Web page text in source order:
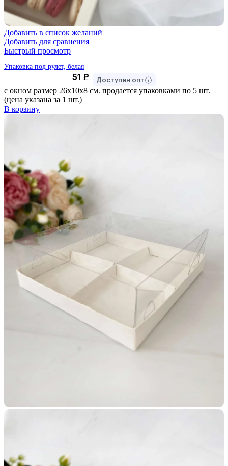
Добавить в список желаний
Добавить для сравнения
Быстрый просмотр
Упаковка под рулет, белая
51 ₽ Доступен опт
с окном размер 26х10х8 см. продается упаковками по 5 шт.
(цена указана за 1 шт.)
В корзину